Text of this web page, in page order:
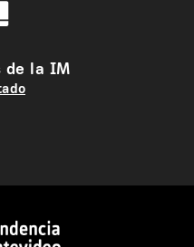
de la IM